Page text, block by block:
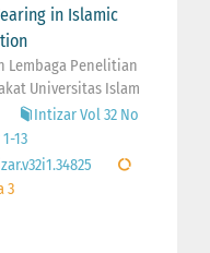
in Islamic
Lembaga Penelitian
Universitas Islam
Intizar Vol 32 No
13
3